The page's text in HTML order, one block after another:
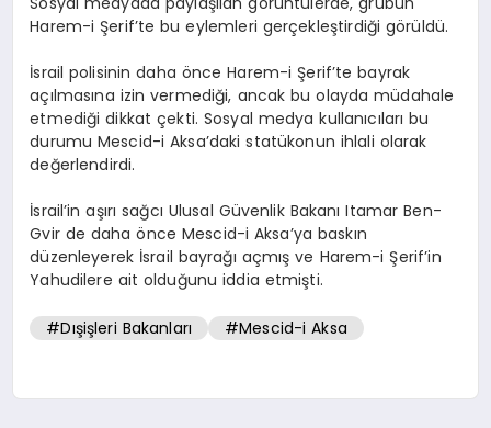
Harem-i Şerif’te bu eylemleri gerçekleştirdiği görüldü.
İsrail polisinin daha önce Harem-i Şerif’te bayrak
açılmasına izin vermediği, ancak bu olayda müdahale
etmediği dikkat çekti. Sosyal medya kullanıcıları bu
durumu Mescid-i Aksa’daki statükonun ihlali olarak
değerlendirdi.
İsrail’in aşırı sağcı Ulusal Güvenlik Bakanı Itamar Ben-
Gvir de daha önce Mescid-i Aksa’ya baskın
düzenleyerek İsrail bayrağı açmış ve Harem-i Şerif’in
Yahudilere ait olduğunu iddia etmişti.
#Dışişleri Bakanları #Mescid-i Aksa